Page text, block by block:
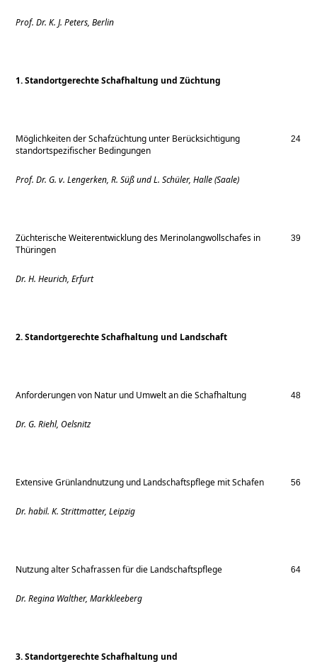
Prof. Dr. K. J. Peters, Berlin
1. Standortgerechte Schafhaltung und Züchtung
Möglichkeiten der Schafzüchtung unter Berücksichtigung
standortspezifischer Bedingungen
24
Prof. Dr. G. v. Lengerken, R. Süß und L. Schüler, Halle (Saale)
Züchterische Weiterentwicklung des Merinolangwollschafes in
Thüringen
39
Dr. H. Heurich, Erfurt
2. Standortgerechte Schafhaltung und Landschaft
Anforderungen von Natur und Umwelt an die Schafhaltung 48
Dr. G. Riehl, Oelsnitz
Extensive Grünlandnutzung und Landschaftspflege mit Schafen 56
Dr. habil. K. Strittmatter, Leipzig
Nutzung alter Schafrassen für die Landschaftspflege 64
Dr. Regina Walther, Markkleeberg
3. Standortgerechte Schafhaltung und